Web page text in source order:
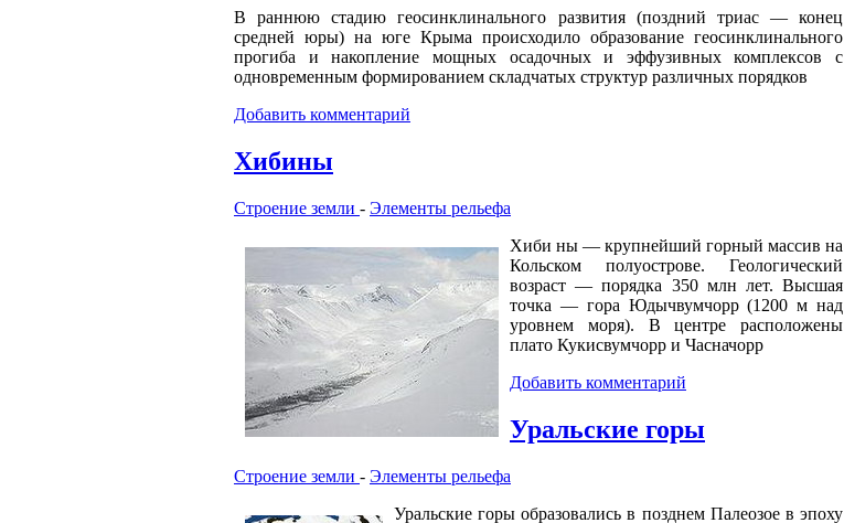
В раннюю стадию геосинклинального развития (поздний триас — конец
средней юры) на юге Крыма происходило образование геосинклинального
прогиба и накопление мощных осадочных и эффузивных комплексов с
одновременным формированием складчатых структур различных порядков
Добавить комментарий
Хибины
Строение земли - Элементы рельефа
Хиби ны — крупнейший горный массив на
Кольском полуострове. Геологический
возраст — порядка 350 млн лет. Высшая
точка — гора Юдычвумчорр (1200 м над
уровнем моря). В центре расположены
плато Кукисвумчорр и Часначорр
Добавить комментарий
Уральские горы
Строение земли - Элементы рельефа
Уральские горы образовались в позднем Палеозое в эпоху